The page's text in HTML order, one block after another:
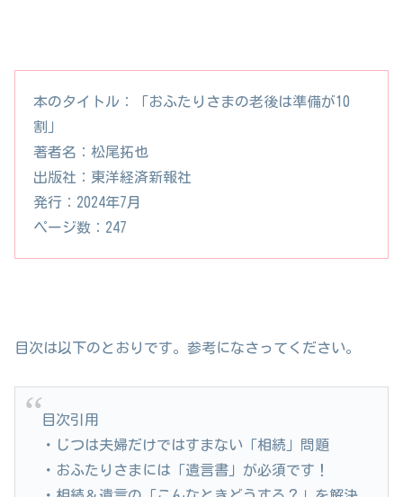
本のタイトル：「おふたりさまの老後は準備が10
割」
著者名：松尾拓也
出版社：東洋経済新報社
発行：2024年7月
ページ数：247
目次は以下のとおりです。参考になさってください。
目次引用
・じつは夫婦だけではすまない「相続」問題
・おふたりさまには「遺言書」が必須です！